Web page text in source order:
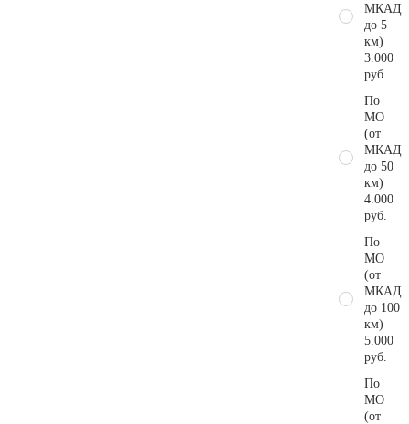
МКАД
до 5
км)
3.000
руб.
По
МО
(от
МКАД
до 50
км)
4.000
руб.
По
МО
(от
МКАД
до 100
км)
5.000
руб.
По
МО
(от